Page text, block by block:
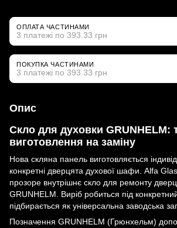
ОПЛАТА ЧАСТИНАМИ
3 платежі по 393.33 грн
ПОКУПКА ЧАСТИНАМИ
3 платежі по 393.33 грн
Опис
Скло для духовки GRUNHELM:
виготовлення на заміну
Нова скляна панель виготовляється
конкретні дверцята духової шафи. Alfa
прозоре внутрішнє скло для ремонту
GRUNHELM. Виріб робиться під
підбирається як універсальна заводська
Позначення GRUNHELM (Грюнхельм)